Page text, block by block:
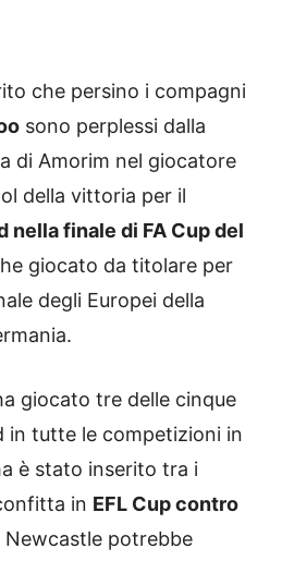
che persino i compagni
sono perplessi dalla
di Amorim nel giocatore
della vittoria per il
nella finale di FA Cup del
giocato da titolare per
degli Europei della
giocato tre delle cinque
in tutte le competizioni in
è stato inserito tra i
in EFL Cup contro
Newcastle potrebbe